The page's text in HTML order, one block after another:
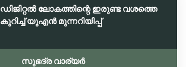
ഡിജിറ്റൽ ലോകത്തിന്റെ ഇരുണ്ട വശത്തെ
കുറിച്ച് യുഎൻ മുന്നറിയിപ്പ്
സുഭദ്ര വാര്യർ